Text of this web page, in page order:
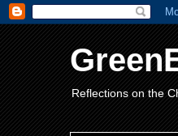
Reflections on the